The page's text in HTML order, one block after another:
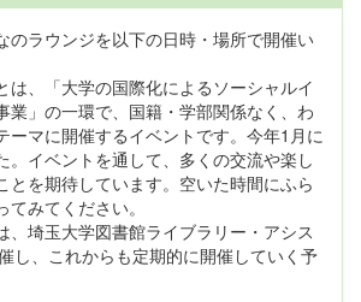
のラウンジを以下の日時・場所で開催い
は、「大学の国際化によるソーシャルイ
業」の一環で、国籍・学部関係なく、わ
ーマに開催するイベントです。今年1月に
。イベントを通して、多くの交流や楽し
とを期待しています。空いた時間にふら
みてください。
、埼玉大学図書館ライブラリー・アシス
し、これからも定期的に開催していく予